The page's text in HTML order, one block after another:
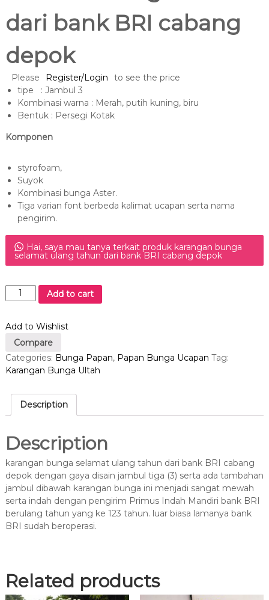
dari bank BRI cabang
depok
Please Register/Login
to see the price
tipe : Jambul 3
Kombinasi warna : Merah, putih kuning, biru
Bentuk : Persegi Kotak
Komponen
styrofoam,
Suyok
Kombinasi bunga Aster.
Tiga varian font berbeda kalimat ucapan serta nama
pengirim.
Hai, saya mau tanya terkait produk karangan bunga
selamat ulang tahun dari bank BRI cabang depok
a
a
g
a
n
e
l
a
m
a
t
n
g
Add to cart
Add to Wishlist
Compare
Categories: Bunga Papan, Papan Bunga Ucapan Tag:
Karangan Bunga Ultah
Description
Description
karangan bunga selamat ulang tahun dari bank BRI cabang
depok dengan gaya disain jambul tiga (3) serta ada tambahan
jambul dibawah karangan bunga ini menjadi sangat mewah
serta indah dengan pengirim Primus Indah Mandiri bank BRI
berulang tahun yang ke 123 tahun. luar biasa lamanya bank
BRI sudah beroperasi.
Related products